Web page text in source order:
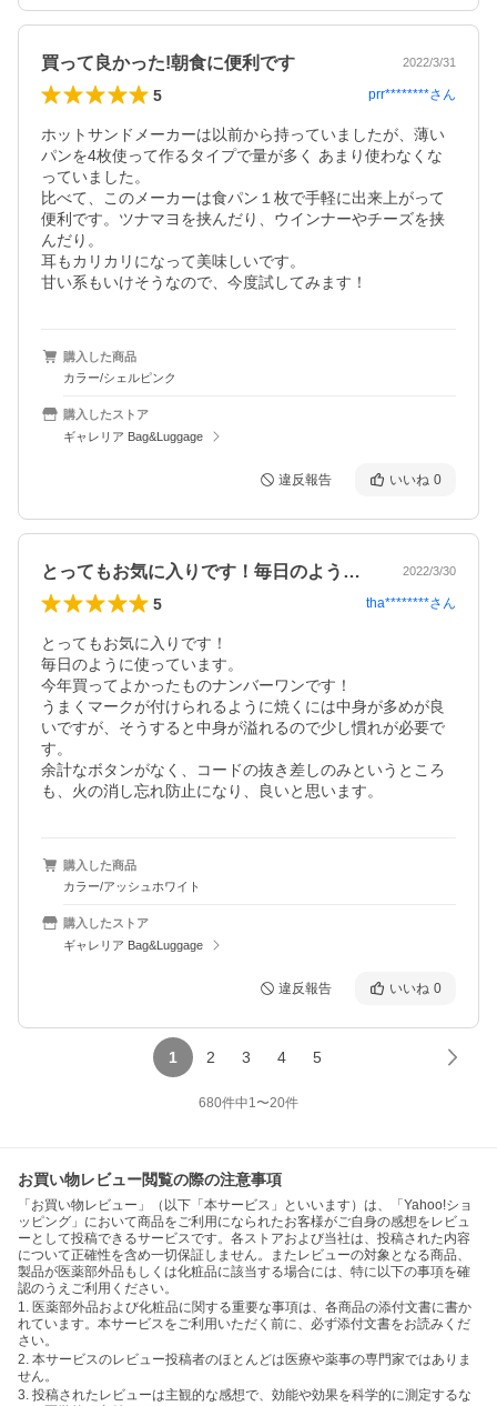
買って良かった!朝食に便利です 2022/3/31
5 prr********さん
ホットサンドメーカーは以前から持っていましたが、薄い
パンを4枚使って作るタイプで量が多く あまり使わなくな
っていました。
比べて、このメーカーは食パン１枚で手軽に出来上がって
便利です。ツナマヨを挟んだり、ウインナーやチーズを挟
んだり。
耳もカリカリになって美味しいです。
甘い系もいけそうなので、今度試してみます！
購入した商品
カラー/シェルピンク
購入したストア
ギャレリア Bag&Luggage
違反報告 いいね 0
とってもお気に入りです！毎日のように使… 2022/3/30
5 tha********さん
とってもお気に入りです！
毎日のように使っています。
今年買ってよかったものナンバーワンです！
うまくマークが付けられるように焼くには中身が多めが良
いですが、そうすると中身が溢れるので少し慣れが必要で
す。
余計なボタンがなく、コードの抜き差しのみというところ
も、火の消し忘れ防止になり、良いと思います。
購入した商品
カラー/アッシュホワイト
購入したストア
ギャレリア Bag&Luggage
違反報告 いいね 0
1 2 3 4 5
680件中1〜20件
お買い物レビュー閲覧の際の注意事項
「お買い物レビュー」（以下「本サービス」といいます）は、「Yahoo!ショ
ッピング」において商品をご利用になられたお客様がご自身の感想をレビュ
ーとして投稿できるサービスです。各ストアおよび当社は、投稿された内容
について正確性を含め一切保証しません。またレビューの対象となる商品、
製品が医薬部外品もしくは化粧品に該当する場合には、特に以下の事項を確
認のうえご利用ください。
1. 医薬部外品および化粧品に関する重要な事項は、各商品の添付文書に書か
れています。本サービスをご利用いただく前に、必ず添付文書をお読みくだ
さい。
2. 本サービスのレビュー投稿者のほとんどは医療や薬事の専門家ではありま
せん。
3. 投稿されたレビューは主観的な感想で、効能や効果を科学的に測定するな